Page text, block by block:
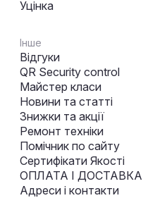
Уцінка
Інше
Відгуки
QR Security control
Майстер класи
Новини та статті
Знижки та акції
Ремонт техніки
Помічник по сайту
Сертифікати Якості
ОПЛАТА І ДОСТАВКА
Адреси і контакти